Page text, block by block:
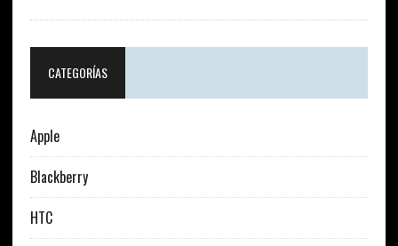
CATEGORÍAS
Apple
Blackberry
HTC